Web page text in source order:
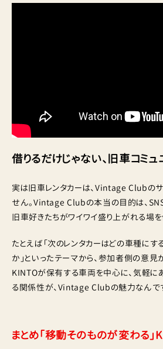
借りるだけじゃない、旧車コミ
実は旧車レンタカーは、Vintage Clubの
せん。Vintage Clubの本当の目的は、
旧車好きたちがワイワイ盛り上がれる場を
たとえば「次のレンタカーはどの車種にす
か」といったテーマから、参加者側の意見
KINTOが保有する車両を中心に、気軽に
る関係性が、Vintage Clubの魅力なんで
まとめ「移動そのものが変わる